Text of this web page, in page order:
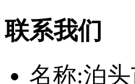
联系我们
名称:泊